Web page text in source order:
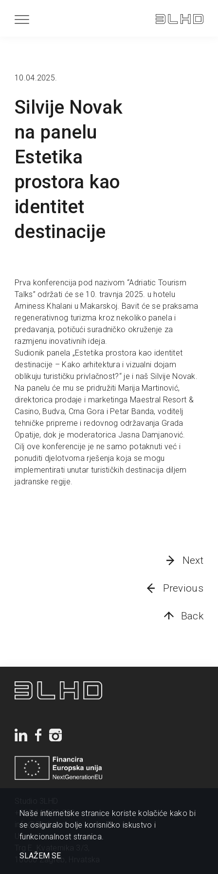
Silvije Novak
na panelu
Estetika
prostora kao
identitet
destinacije
10.04.2025.
Prva konferencija pod nazivom “Adriatic Tourism
Talks” održati će se 10. travnja 2025. u hotelu
Aminess Khalani u Makarskoj. Bavit će se praksama
regenerativnog turizma kroz nekoliko panela i
predavanja, potičući suradničko okruženje za
razmjenu inovativnih ideja.
Sudionik panela „Estetika prostora kao identitet
destinacije – Kako arhitektura i vizualni dojam
oblikuju turističku privlačnost?“ je i naš Silvije Novak.
Na panelu će mu se pridružiti Marija Martinović,
direktorica prodaje i marketinga Maestral Resort &
Casino, Budva, Crna Gora i Petar Banda, voditelj
tehničke pripreme i redovnog održavanja Grada
Opatije, dok je moderatorica Jasna Damjanović.
Cilj ove konferencije je ne samo potaknuti već i
ponuditi djelotvorna rješenja koja se mogu
implementirati unutar turističkih destinacija diljem
jadranske regije.
Next
Previous
Back
+385 1 2320 200
info@3lhd.com
Urania
10000 Zagreb, Hrvatska
Naše internetske stranice koriste kolačiće kako bi
se osiguralo bolje korisničko iskustvo i
funkcionalnost stranica.
SLAŽEM SE